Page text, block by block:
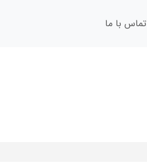
تماس با ما